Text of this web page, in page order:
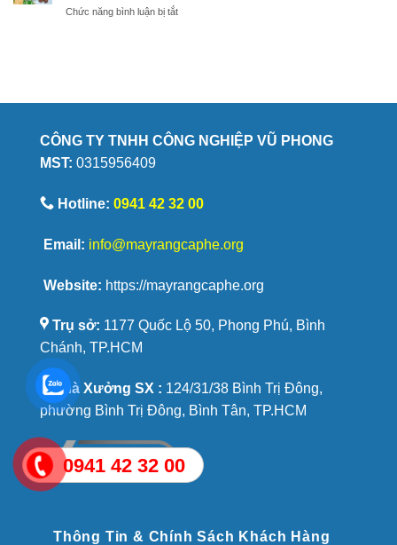
0941 42 32 00
vịchất
cà
Chức năng bình luận bị tắtở
hạt
Savoury
CÔNG TY TNHH CÔNG NGHIỆP VŨ PHONG
MST: 0315956409
Hotline: 0941 42 32 00
Email: info@mayrangcaphe.org
Website: https://mayrangcaphe.org
Trụ sở: 1177 Quốc Lộ 50, Phong Phú, Bình
Chánh, TP.HCM
Nhà Xưởng SX : 124/31/38 Bình Trị Đông,
phường Bình Trị Đông, Bình Tân, TP.HCM
Thông Tin & Chính Sách Khách Hàng